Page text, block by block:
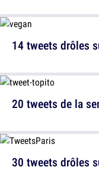
14 tweets drôles
30 tweets drôles
20 tweets de la